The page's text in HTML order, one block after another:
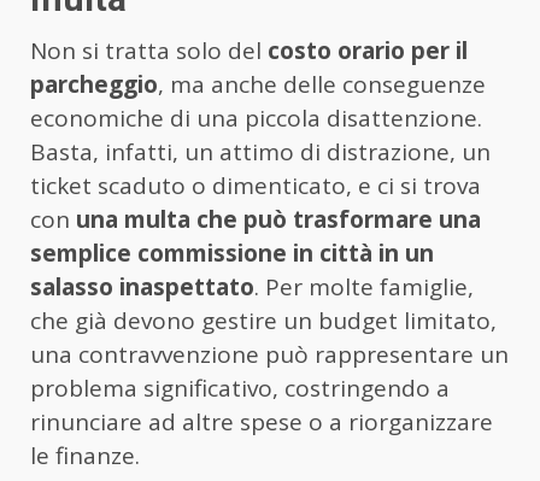
Non si tratta solo del costo orario per il
parcheggio, ma anche delle conseguenze
economiche di una piccola disattenzione.
Basta, infatti, un attimo di distrazione, un
ticket scaduto o dimenticato, e ci si trova
con una multa che può trasformare una
semplice commissione in città in un
salasso inaspettato. Per molte famiglie,
che già devono gestire un budget limitato,
una contravvenzione può rappresentare un
problema significativo, costringendo a
rinunciare ad altre spese o a riorganizzare
le finanze.